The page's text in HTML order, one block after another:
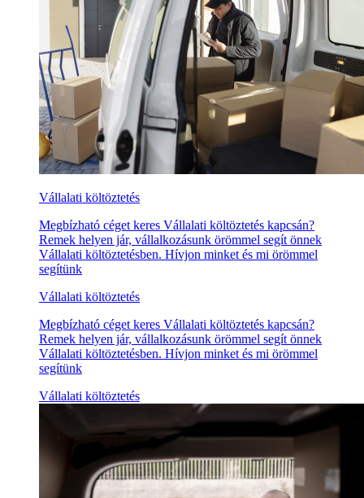
Vállalati költöztetés
Megbízható céget keres Vállalati költöztetés kapcsán?
Remek helyen jár, vállalkozásunk örömmel segít önnek
Vállalati költöztetésben. Hívjon minket és mi örömmel
segítünk
Vállalati költöztetés
Megbízható céget keres Vállalati költöztetés kapcsán?
Remek helyen jár, vállalkozásunk örömmel segít önnek
Vállalati költöztetésben. Hívjon minket és mi örömmel
segítünk
Vállalati költöztetés